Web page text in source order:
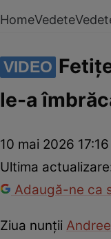
HomeVedete
VIDEO
le-a
10 mai 2026 17:16
Ultima
Adaugă-ne ca
Ziua nunții